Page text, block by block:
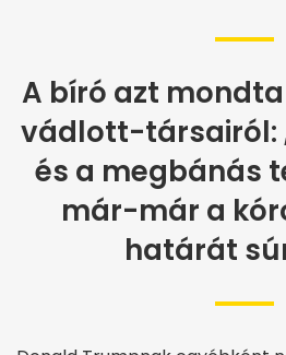
A bíró azt
vádlott-társairól:
és a megbánás
már-már a
határát